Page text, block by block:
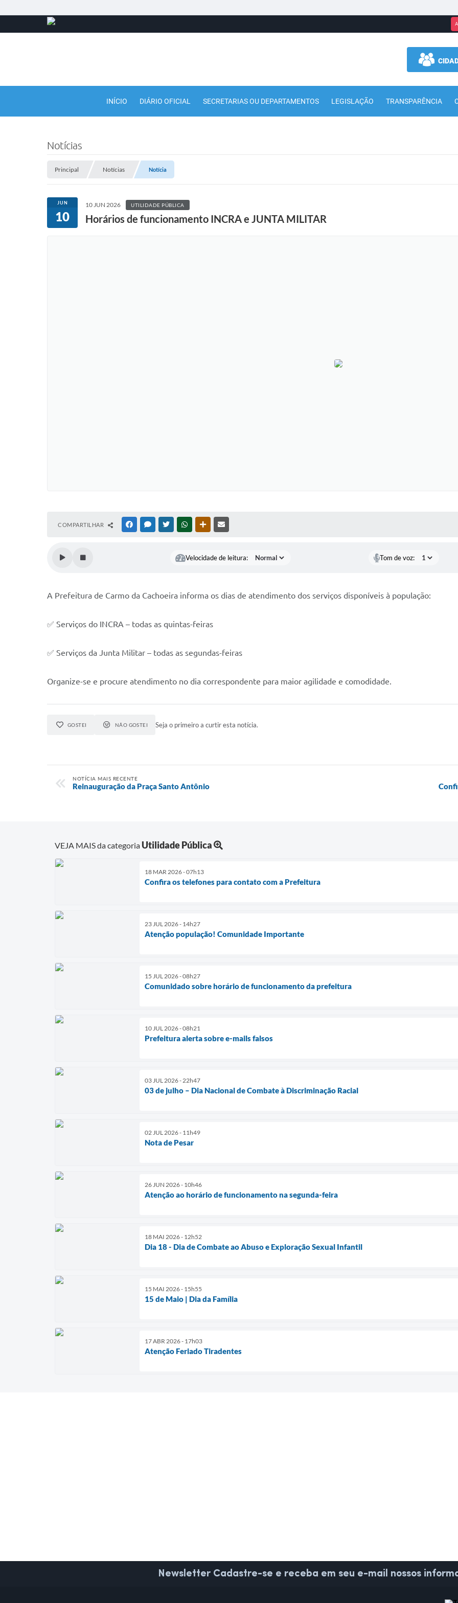
INÍCIO DIÁRIO OFICIAL SECRETARIAS OU DEPARTAMENTOS LEGISLAÇÃO TRANSPARÊNCIA
Notícias
Principal Notícias Notícia
JUN
10
10 JUN 2026 UTILIDADE PÚBLICA
Horários de funcionamento INCRA e JUNTA MILITAR
COMPARTILHAR FACEBOOKMESSENGER
TWITTERWHATSAPPOUTRAS MÍDIAS
Velocidade de leitura: Tom de voz:
A Prefeitura de Carmo da Cachoeira informa os dias de atendimento dos serviços disponíveis à população:
✅ Serviços do INCRA – todas as quintas-feiras
✅ Serviços da Junta Militar – todas as segundas-feiras
Organize-se e procure atendimento no dia correspondente para maior agilidade e comodidade.
GOSTEI NÃO GOSTEI Seja o primeiro a curtir esta notícia.
NOTÍCIA MAIS RECENTE
Reinauguração da Praça Santo Antônio
VEJA MAIS da categoria Utilidade Pública
18 MAR 2026 - 07h13
Confira os telefones para contato com a Prefeitura
23 JUL 2026 - 14h27
Atenção população! Comunidade Importante
15 JUL 2026 - 08h27
Comunidado sobre horário de funcionamento da prefeitura
10 JUL 2026 - 08h21
Prefeitura alerta sobre e-mails falsos
03 JUL 2026 - 22h47
03 de julho – Dia Nacional de Combate à Discriminação Racial
02 JUL 2026 - 11h49
Nota de Pesar
26 JUN 2026 - 10h46
Atenção ao horário de funcionamento na segunda-feira
18 MAI 2026 - 12h52
Dia 18 - Dia de Combate ao Abuso e Exploração Sexual Infantil
15 MAI 2026 - 15h55
15 de Maio | Dia da Família
17 ABR 2026 - 17h03
Atenção Feriado Tiradentes
Newsletter Cadastre-se e receba em seu e-mail nossos